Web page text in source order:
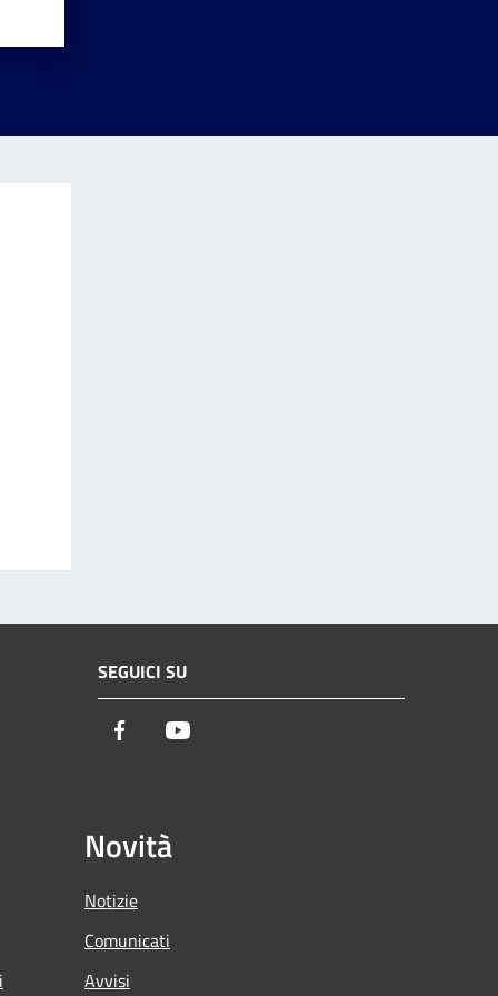
SEGUICI SU
Facebook
Novità
Notizie
Comunicati
Avvisi